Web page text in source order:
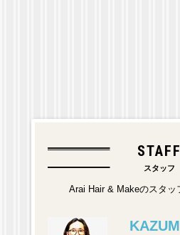
STAFF
スタッフ
Arai Hair & Makeのスタッ